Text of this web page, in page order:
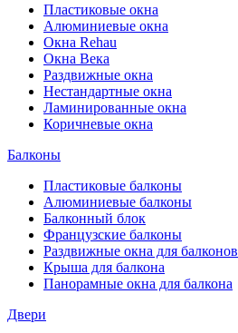
Пластиковые окна
Алюминиевые окна
Окна Rehau
Окна Века
Раздвижные окна
Нестандартные окна
Ламинированные окна
Коричневые окна
Балконы
Пластиковые балконы
Алюминиевые балконы
Балконный блок
Французские балконы
Раздвижные окна для балконов
Крыша для балкона
Панорамные окна для балкона
Двери